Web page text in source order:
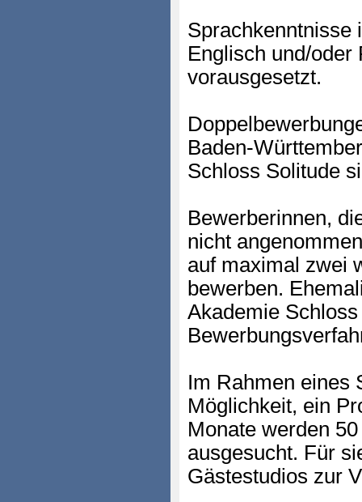
Sprachkenntnisse
Englisch und/oder
vorausgesetzt.
Baden-
Schloss Solitude
Bewerberinnen,
nicht
auf maximal zwei
bewerben.
Akademie
Im Rahmen eines
Möglichkeit, ein
Monate werden
ausgesucht. Für
Gästestudios zur